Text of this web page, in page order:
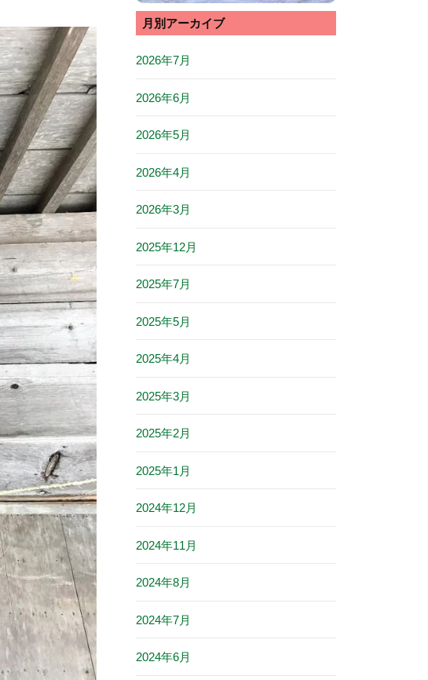
月別アーカイブ
2026年7月
2026年6月
2026年5月
2026年4月
2026年3月
2025年12月
2025年7月
2025年5月
2025年4月
2025年3月
2025年2月
2025年1月
2024年12月
2024年11月
2024年8月
2024年7月
2024年6月